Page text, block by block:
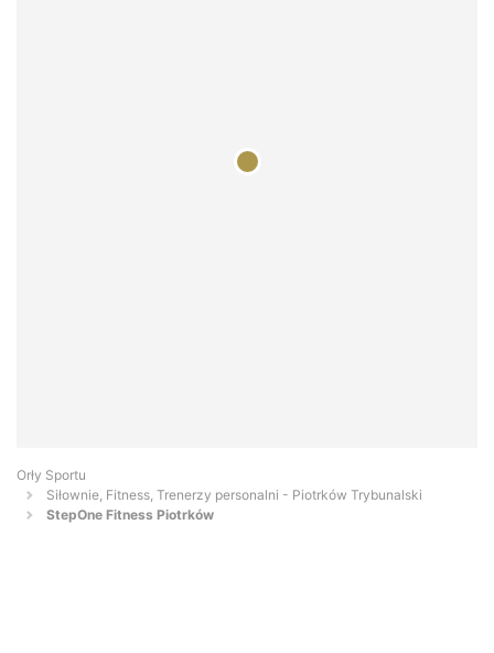
Orły Sportu
Siłownie, Fitness, Trenerzy personalni - Piotrków Trybunalski
StepOne Fitness Piotrków